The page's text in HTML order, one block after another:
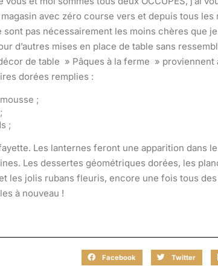
avec zéro course vers et depuis tous
sont pas nécessairement les moins chères que
d’autres mises en place de table sans
de table » Pâques à la ferme » proviennent
dorées remplies :
;
;
Les lanternes feront une apparition dans
Les dessertes géométriques dorées, les
les jolis rubans fleuris, encore une fois tous
à nouveau !
Facebook Twitter